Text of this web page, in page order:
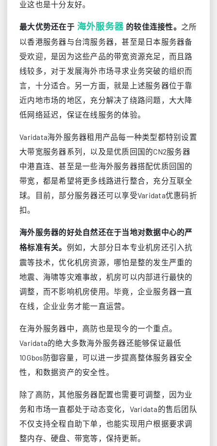
业这也是十分友好。
最大优势还在于 海外服务器 的较佳连接性。 之所
以香港服务器与台湾服务器，甚至是日本服务器备
受欢迎，是因为这些产品的带宽资源充足，而且路
线较多，对于发展海外市场寻求业务突破的组织而
言，十分适合。另一方面，就是上述服务器位于靠
近内地市场的地区，充分解决了绕路问题，大大降
低网络延迟，保证在线服务的体验。
Varidata海外服务器租用产品每一种类型都特别设置
大带宽服务器系列，以及是优质回国的CN2服务器
中港直连、甚至是一些海外服务器搭配优质回国的
带宽，都是希望将更多线路进行整合，充分互联全
球。目前，部分服务器还可以享受Varidata优惠码折
扣。
海外服务器的好处自然还在于当地对数据中心的严
格标准有关。 例如，大部分日本专业机房还引入抗
震等技术，优化机房资源，哪怕是整的发生严重的
地震、海啸等灾难事故，机房可以内部进行最快的
调整，而不影响机房使用。毕竟，企业服务器一直
在线，企业业务才能一直运营。
在海外服务器中，高防也是现今的一个重点。
Varidata的绝大多数海外服务器还能够保证最低
10Gbos防御容量，可以进一步提高整体服务器安全
性，和数据资产的安全性。
除了高防，其他服务器配置也需要可调整，因为业
务和市场一直都处于动态变化，Varidata的售后团队
不仅支持全程自助下单，也能实现用户根据要求调
整内存、硬盘、带宽等，保持更新。